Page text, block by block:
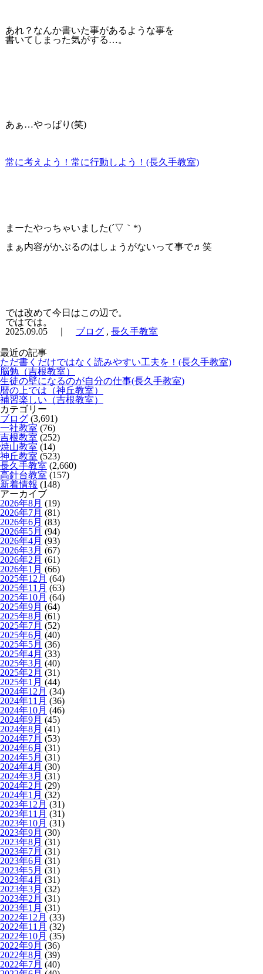
あれ？なんか書いた事があるような事を
書いてしまった気がする…。
あぁ…やっぱり(笑)
常に考えよう！常に行動しよう！(長久手教室)
まーたやっちゃいました(´▽｀*)
まぁ内容がかぶるのはしょうがないって事で♬笑
では改めて今日はこの辺で。
ではでは。
2025.09.05 ｜ ブログ, 長久手教室
最近の記事
ただ書くだけではなく読みやすい工夫を！(長久手教室)
脳勉（吉根教室）
生徒の壁になるのが自分の仕事(長久手教室)
暦の上では（神丘教室）
補習楽しい（吉根教室）
カテゴリー
ブログ (3,691)
一社教室 (76)
吉根教室 (252)
焼山教室 (14)
神丘教室 (523)
長久手教室 (2,660)
高針台教室 (157)
新着情報 (148)
アーカイブ
2026年8月 (19)
2026年7月 (81)
2026年6月 (83)
2026年5月 (94)
2026年4月 (93)
2026年3月 (67)
2026年2月 (61)
2026年1月 (66)
2025年12月 (64)
2025年11月 (63)
2025年10月 (64)
2025年9月 (64)
2025年8月 (61)
2025年7月 (52)
2025年6月 (40)
2025年5月 (36)
2025年4月 (33)
2025年3月 (40)
2025年2月 (31)
2025年1月 (44)
2024年12月 (34)
2024年11月 (36)
2024年10月 (46)
2024年9月 (45)
2024年8月 (41)
2024年7月 (53)
2024年6月 (31)
2024年5月 (31)
2024年4月 (30)
2024年3月 (31)
2024年2月 (29)
2024年1月 (32)
2023年12月 (31)
2023年11月 (31)
2023年10月 (31)
2023年9月 (30)
2023年8月 (31)
2023年7月 (31)
2023年6月 (31)
2023年5月 (31)
2023年4月 (31)
2023年3月 (32)
2023年2月 (31)
2023年1月 (31)
2022年12月 (33)
2022年11月 (32)
2022年10月 (35)
2022年9月 (36)
2022年8月 (39)
2022年7月 (40)